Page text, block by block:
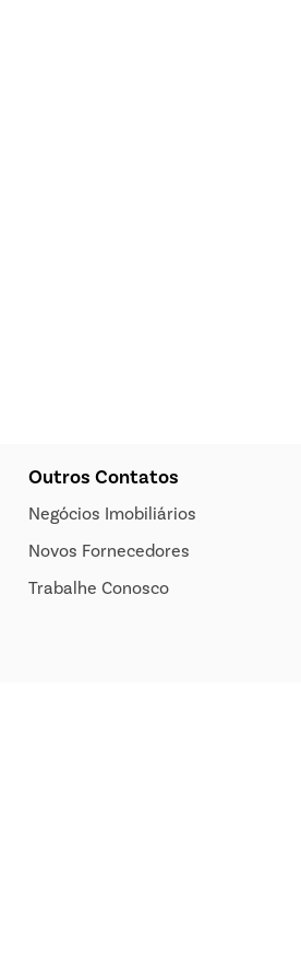
Outros Contatos
Negócios Imobiliários
Novos Fornecedores
Trabalhe Conosco